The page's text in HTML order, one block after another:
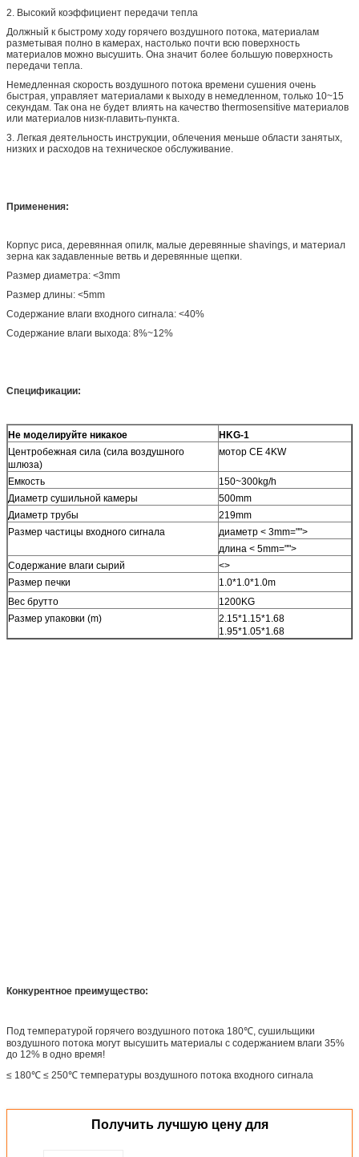
2. Высокий коэффициент передачи тепла
Должный к быстрому ходу горячего воздушного потока, материалам
разметывая полно в камерах, настолько почти всю поверхность
материалов можно высушить. Она значит более большую поверхность
передачи тепла.
Немедленная скорость воздушного потока времени сушения очень
быстрая, управляет материалами к выходу в немедленном, только 10~15
секундам. Так она не будет влиять на качество thermosensitive материалов
или материалов низк-плавить-пункта.
3. Легкая деятельность инструкции, облечения меньше области занятых,
низких и расходов на техническое обслуживание.
Применения:
Корпус риса, деревянная опилк, малые деревянные shavings, и материал
зерна как задавленные ветвь и деревянные щепки.
Размер диаметра: <3mm
Размер длины: <5mm
Содержание влаги входного сигнала: <40%
Содержание влаги выхода: 8%~12%
Спецификации:
Не моделируйте никакое
HKG-1
Центробежная сила (сила воздушного
шлюза)
мотор CE 4KW
Емкость
150~300kg/h
Диаметр сушильной камеры
500mm
Диаметр трубы
219mm
Размер частицы входного сигнала
диаметр < 3mm="">
длина < 5mm="">
Содержание влаги сырий
<>
Размер печки
1.0*1.0*1.0m
Вес брутто
1200KG
Размер упаковки (m)
2.15*1.15*1.68
1.95*1.05*1.68
Конкурентное преимущество:
Под температурой горячего воздушного потока 180℃, сушильщики
воздушного потока могут высушить материалы с содержанием влаги 35%
до 12% в одно время!
≤ 180℃ ≤ 250℃ температуры воздушного потока входного сигнала
Получить лучшую цену для